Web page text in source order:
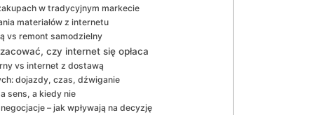
w tradycyjnym markecie
materiałów z internetu
vs remont samodzielny
czy internet się opłaca
vs internet z dostawą
dojazdy, czas, dźwiganie
sens, a kiedy nie
– jak wpływają na decyzję